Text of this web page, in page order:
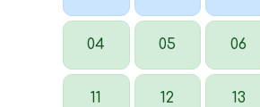
04 05 06
11 12 13